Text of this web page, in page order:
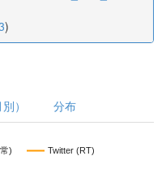
)
） 分布
) Twitter (RT)